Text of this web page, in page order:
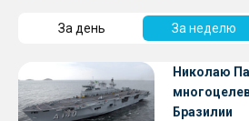
За день За неделю
Николаю
Бразилии